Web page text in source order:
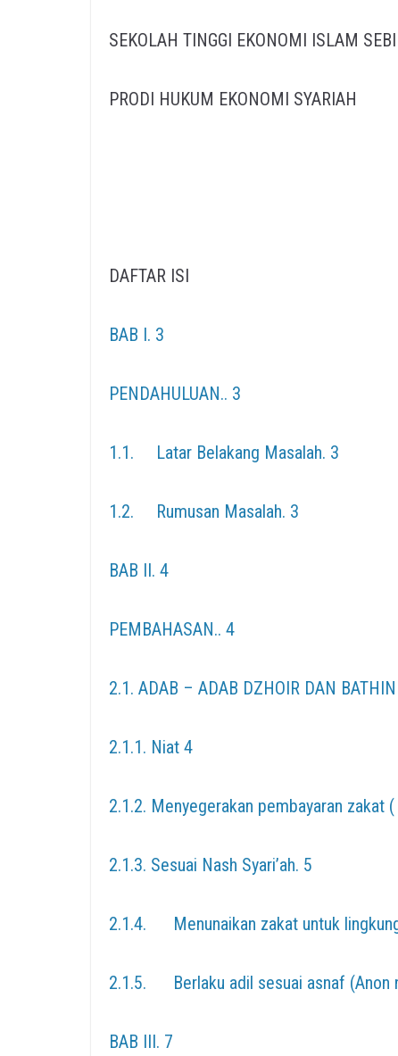
SEKOLAH TINGGI EKONOMI ISLAM SEBI
PRODI HUKUM EKONOMI SYARIAH
DAFTAR ISI
BAB I. 3
PENDAHULUAN.. 3
1.1. Latar Belakang Masalah. 3
1.2. Rumusan Masalah. 3
BAB II. 4
PEMBAHASAN.. 4
2.1. ADAB – ADAB DZHOIR DAN
2.1.1. Niat 4
2.1.2. Menyegerakan pembayaran zakat
2.1.3. Sesuai Nash Syari’ah. 5
2.1.4. Menunaikan zakat untuk
2.1.5. Berlaku adil sesuai asnaf (Anon
BAB III. 7